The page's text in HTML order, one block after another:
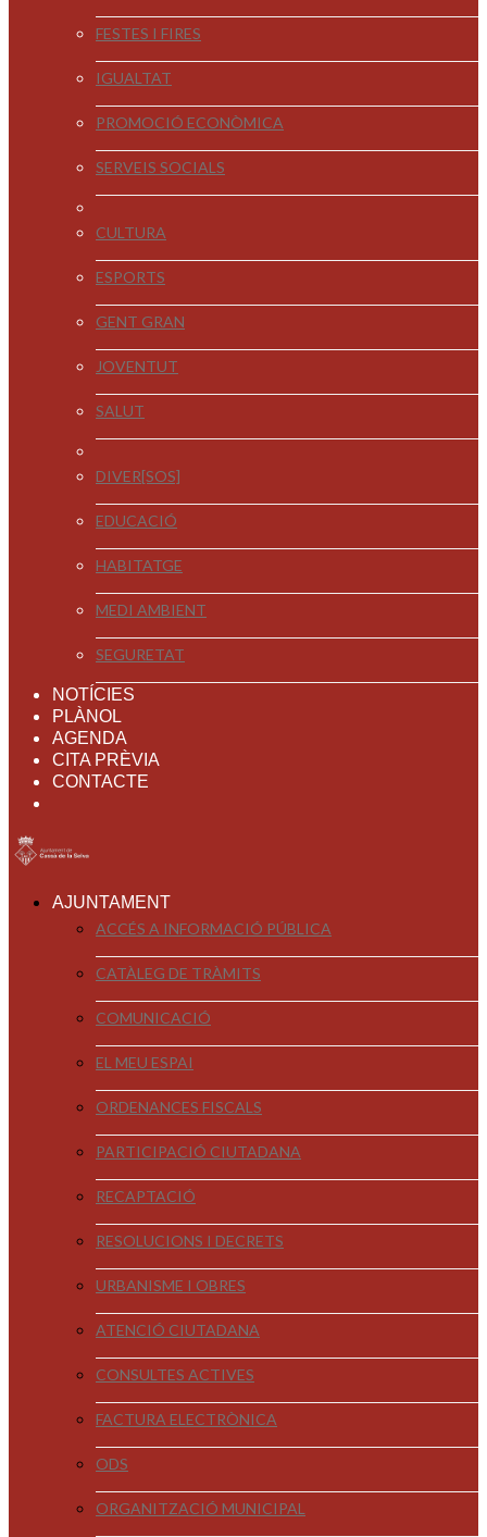
FESTES I FIRES
IGUALTAT
PROMOCIÓ ECONÒMICA
SERVEIS SOCIALS
CULTURA
ESPORTS
GENT GRAN
JOVENTUT
SALUT
DIVER[SOS]
EDUCACIÓ
HABITATGE
MEDI AMBIENT
SEGURETAT
NOTÍCIES
PLÀNOL
AGENDA
CITA PRÈVIA
CONTACTE
AJUNTAMENT
ACCÉS A INFORMACIÓ PÚBLICA
CATÀLEG DE TRÀMITS
COMUNICACIÓ
EL MEU ESPAI
ORDENANCES FISCALS
PARTICIPACIÓ CIUTADANA
RECAPTACIÓ
RESOLUCIONS I DECRETS
URBANISME I OBRES
ATENCIÓ CIUTADANA
CONSULTES ACTIVES
FACTURA ELECTRÒNICA
ODS
ORGANITZACIÓ MUNICIPAL